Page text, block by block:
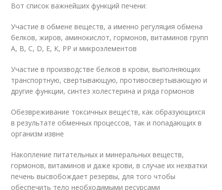
Вот список важнейших функций печени:
Участие в обмене веществ, а именно регуляция обмена
белков, жиров, аминокислот, гормонов, витаминов групп
А, В, С, D, E, К, РР и микроэлементов
Участие в производстве белков в крови, выполняющих
транспортную, свертывающую, противосвертывающую и
другие функции, синтез холестерина и ряда гормонов
Обезвреживание токсичных веществ, как образующихся
в результате обменных процессов, так и попадающих в
организм извне
Накопление питательных и минеральных веществ,
гормонов, витаминов и даже крови, в случае их нехватки
печень высвобождает резервы, для того чтобы
обеспечить тело необходимыми ресурсами